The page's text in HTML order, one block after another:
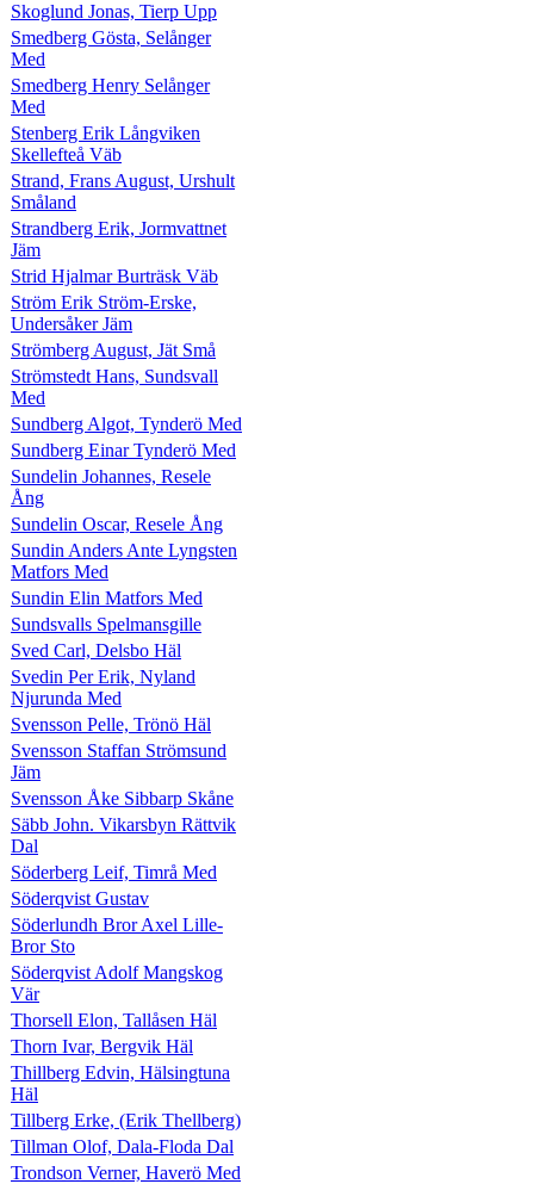
Skoglund Jonas, Tierp Upp
Smedberg Gösta, Selånger
Med
Smedberg Henry Selånger
Med
Stenberg Erik Långviken
Skellefteå Väb
Strand, Frans August, Urshult
Småland
Strandberg Erik, Jormvattnet
Jäm
Strid Hjalmar Burträsk Väb
Ström Erik Ström-Erske,
Undersåker Jäm
Strömberg August, Jät Små
Strömstedt Hans, Sundsvall
Med
Sundberg Algot, Tynderö Med
Sundberg Einar Tynderö Med
Sundelin Johannes, Resele
Ång
Sundelin Oscar, Resele Ång
Sundin Anders Ante Lyngsten
Matfors Med
Sundin Elin Matfors Med
Sundsvalls Spelmansgille
Sved Carl, Delsbo Häl
Svedin Per Erik, Nyland
Njurunda Med
Svensson Pelle, Trönö Häl
Svensson Staffan Strömsund
Jäm
Svensson Åke Sibbarp Skåne
Säbb John. Vikarsbyn Rättvik
Dal
Söderberg Leif, Timrå Med
Söderqvist Gustav
Söderlundh Bror Axel Lille-
Bror Sto
Söderqvist Adolf Mangskog
Vär
Thorsell Elon, Tallåsen Häl
Thorn Ivar, Bergvik Häl
Thillberg Edvin, Hälsingtuna
Häl
Tillberg Erke, (Erik Thellberg)
Tillman Olof, Dala-Floda Dal
Trondson Verner, Haverö Med